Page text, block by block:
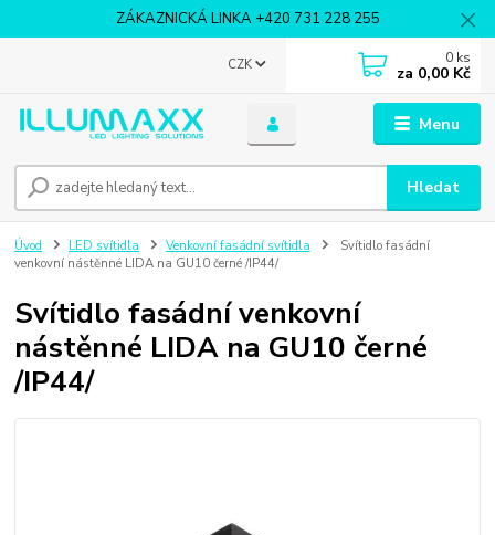
ZÁKAZNICKÁ LINKA +420 731 228 255
Menu
CZK
Hledat
0 ks
za 0,00 Kč
Úvod LED svítidla Venkovní fasádní svítidla
Svítidlo fasádní
venkovní nástěnné LIDA na GU10 černé /IP44/
Svítidlo fasádní venkovní
nástěnné LIDA na GU10 černé
/IP44/